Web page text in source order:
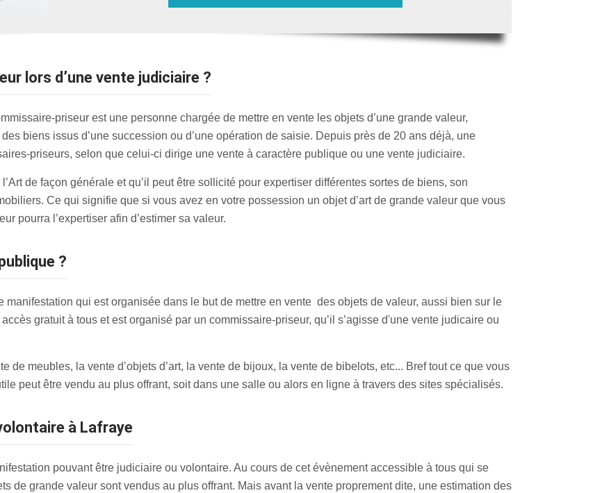
lors d’une vente judiciaire ?
priseur est une personne chargée de mettre en vente les objets d’une grande valeur,
biens issus d’une succession ou d’une opération de saisie. Depuis près de 20 ans déjà, une
priseurs, selon que celui-ci dirige une vente à caractère publique ou une vente judiciaire.
de façon générale et qu’il peut être sollicité pour expertiser différentes sortes de biens, son
Ce qui signifie que si vous avez en votre possession un objet d’art de grande valeur que vous
pourra l’expertiser afin d’estimer sa valeur.
?
qui est organisée dans le but de mettre en vente des objets de valeur, aussi bien sur le
gratuit à tous et est organisé par un commissaire-priseur, qu’il s’agisse d'une vente judicaire ou
de meubles, la vente d’objets d’art, la vente de bijoux, la vente de bibelots, etc... Bref tout ce que vous
peut être vendu au plus offrant, soit dans une salle ou alors en ligne à travers des sites spécialisés.
à Lafraye
pouvant être judiciaire ou volontaire. Au cours de cet évènement accessible à tous qui se
de grande valeur sont vendus au plus offrant. Mais avant la vente proprement dite, une estimation des